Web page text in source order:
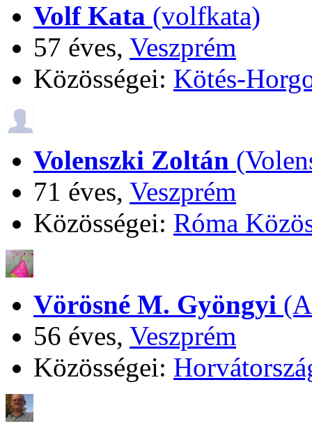
Volf Kata (volfkata)
57 éves, Veszprém
Közösségei: Kötés-
Volenszki Zoltán
71 éves, Veszprém
Közösségei: Róma
Vörösné M. Gyöngyi
56 éves, Veszprém
Közösségei: